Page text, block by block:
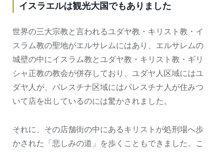
イスラエルは観光大国でもありました
世界の三大宗教と言われるユダヤ教・キリスト教・イ
スラム教の聖地がエルサレムにはあり、エルサレムの
城壁の中にイスラム教とユダヤ教・キリスト教・ギリ
シャ正教の教会が併存しており、ユダヤ人区域にはユ
ダヤ人が、パレスチナ区域にはパレスチナ人が住みつ
いて店を出しているのには驚かされました。
それに、その店舗街の中にあるキリストが処刑場へ歩
かされた「悲しみの道」を歩くこともできました。こ